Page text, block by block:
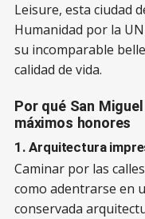
Leisure, esta ciudad
Humanidad por la
su incomparable
calidad de vida.
Por qué San
máximos honores
1. Arquitectura
Caminar por las
como adentrarse en
conservada